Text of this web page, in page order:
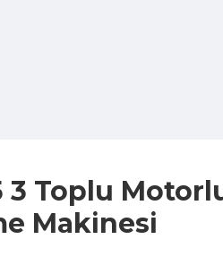
3 Toplu
Makinesi